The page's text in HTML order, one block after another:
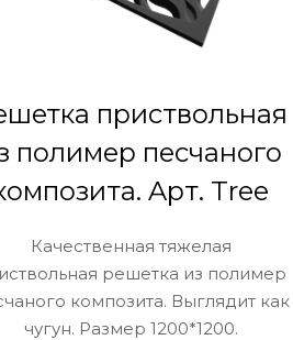
приствольная
полимер песчаного
Aрт. Tree
Качественная тяжелая
решетка из полимер
композита. Выглядит как
чугун. Размер 1200*1200.